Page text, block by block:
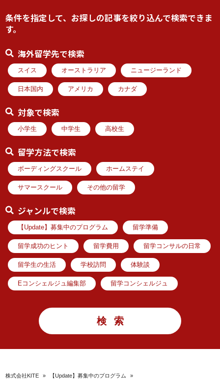
条件を指定して、お探しの記事を絞り込んで検索できま
す。
海外留学先で検索
スイス オーストラリア ニュージーランド
日本国内 アメリカ カナダ
対象で検索
小学生 中学生 高校生
留学方法で検索
ボーディングスクール ホームステイ
サマースクール その他の留学
ジャンルで検索
【Update】募集中のプログラム 留学準備
留学成功のヒント 留学費用 留学コンサルの日常
留学生の生活 学校訪問 体験談
Eコンシェルジュ編集部 留学コンシェルジュ
株式会社KITE » 【Update】募集中のプログラム »